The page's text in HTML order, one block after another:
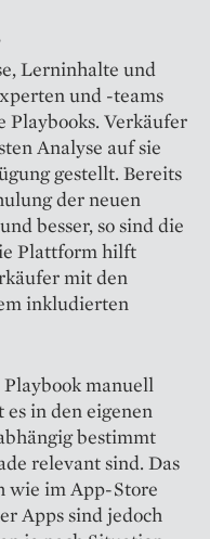
Lerninhalte und
und -teams
Playbooks. Verkäufer
Analyse auf sie
gestellt. Bereits
der neuen
besser, so sind die
Plattform hilft
mit den
inkludierten
manuell
in den eigenen
bestimmt
relevant sind. Das
wie im App-Store
Apps sind jedoch